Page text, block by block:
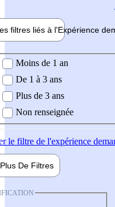
filtres liés à l'Expérience
demandée
Moins de 1 an
De 1 à 3 ans
Plus de 3 ans
Non renseignée
le filtre de l'expérience
Plus De Filtres